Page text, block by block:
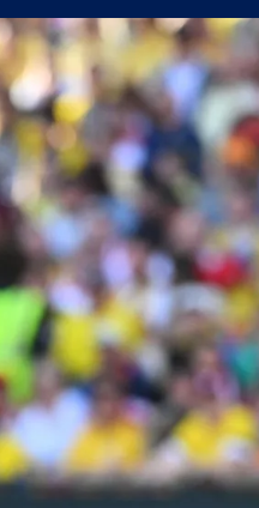
в историята си